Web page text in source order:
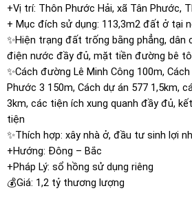
+Vị trí: Thôn Phước Hải, xã Tân Phước,
+ Mục đích sử dụng: 113,3m2 đất ở tại
✨️Hiện trạng đất trống bằng phẳng, dân
điện nước đầy đủ, mặt tiền đường bê
✨️Cách đường Lê Minh Công 100m,
Phước 3 150m, Cách dự án 577 1,5km,
3km, các tiện ích xung quanh đầy đủ,
tiện
✨️Thích hợp: xây nhà ở, đầu tư sinh lợi
+Hướng: Đông – Bắc
+Pháp Lý: sổ hồng sử dụng riêng
💰Giá: 1,2 tỷ thương lượng